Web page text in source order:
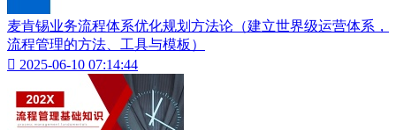
麦肯锡业务流程体系优化规划方法论（建立世界级运营体系，
流程管理的方法、工具与模板）
 2025-06-10 07:14:44